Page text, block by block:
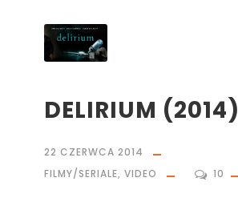
DELIRIUM (2014)
22 CZERWCA 2014
FILMY/SERIALE, VIDEO 10